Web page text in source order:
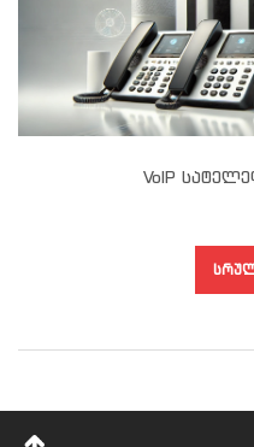
VoIP